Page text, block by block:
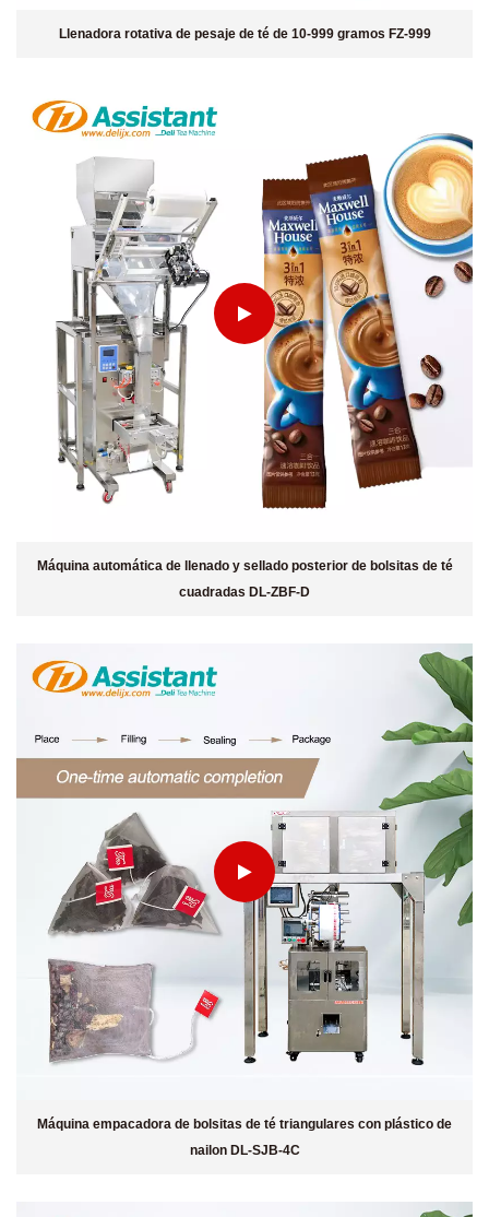
Llenadora rotativa de pesaje de té de 10-999 gramos FZ-999
Máquina automática de llenado y sellado posterior de bolsitas de té
cuadradas DL-ZBF-D
Máquina empacadora de bolsitas de té triangulares con plástico de
nailon DL-SJB-4C